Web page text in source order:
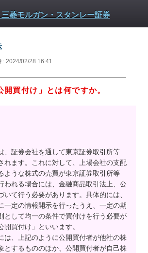
: 2024/02/28 16:41
開買付け」とは何ですか。
、証券会社を通して東京証券取引所等
れます。これに対して、上場会社の支配
ような株式の売買が東京証券取引所等
われる場合には、金融商品取引法上、公
いて行う必要があります。具体的には、
一定の情報開示を行ったうえ、一定の期
として均一の条件で買付けを行う必要が
開買付け」といいます。
は、上記のように公開買付者が他社の株
とするもののほか、公開買付者が自己株